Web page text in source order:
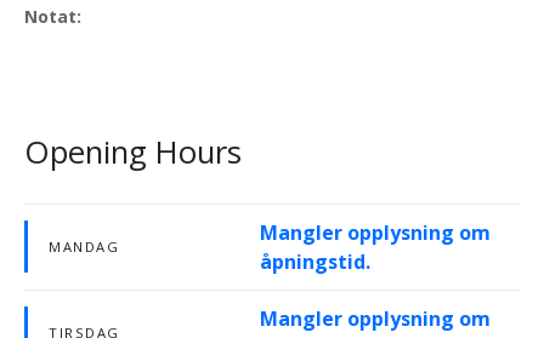
Notat:
Opening Hours
MANDAG
Mangler opplysning om
åpningstid.
TIRSDAG
Mangler opplysning om